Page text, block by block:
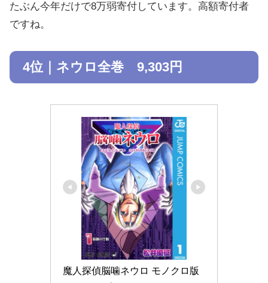
たぶん今年だけで8万弱寄付しています。高額寄付者
ですね。
4位｜ネウロ全巻 9,303円
魔人探偵脳噛ネウロ モノクロ版